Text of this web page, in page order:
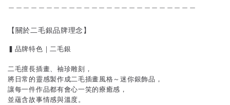
【關於二毛銀品牌理念】
▍品牌特色｜二毛銀
二毛擅長插畫、袖珍雕刻，
將日常的靈感製作成二毛插畫風格～迷你銀飾品，
讓每一件作品都有會心一笑的療癒感，
並蘊含故事情感與溫度。